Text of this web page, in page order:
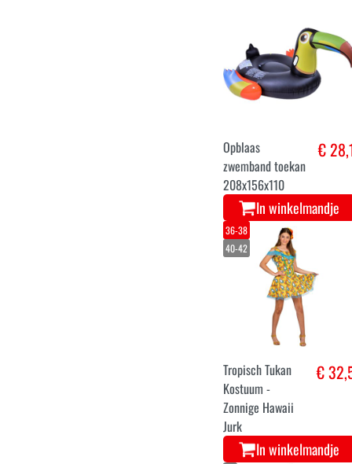
Opblaas
zwemband toekan
208x156x110
€
In winkelmandje
36-38
40-42
Tropisch Tukan
Kostuum -
Zonnige Hawaii
Jurk
€
In winkelmandje